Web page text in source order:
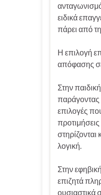
ειδικά
πάρει από
Η επιλογή
απόφασης σε
Στην
παράγοντας
επιλογές
λογική.
Στην
επιζητά
ουσιαστικά